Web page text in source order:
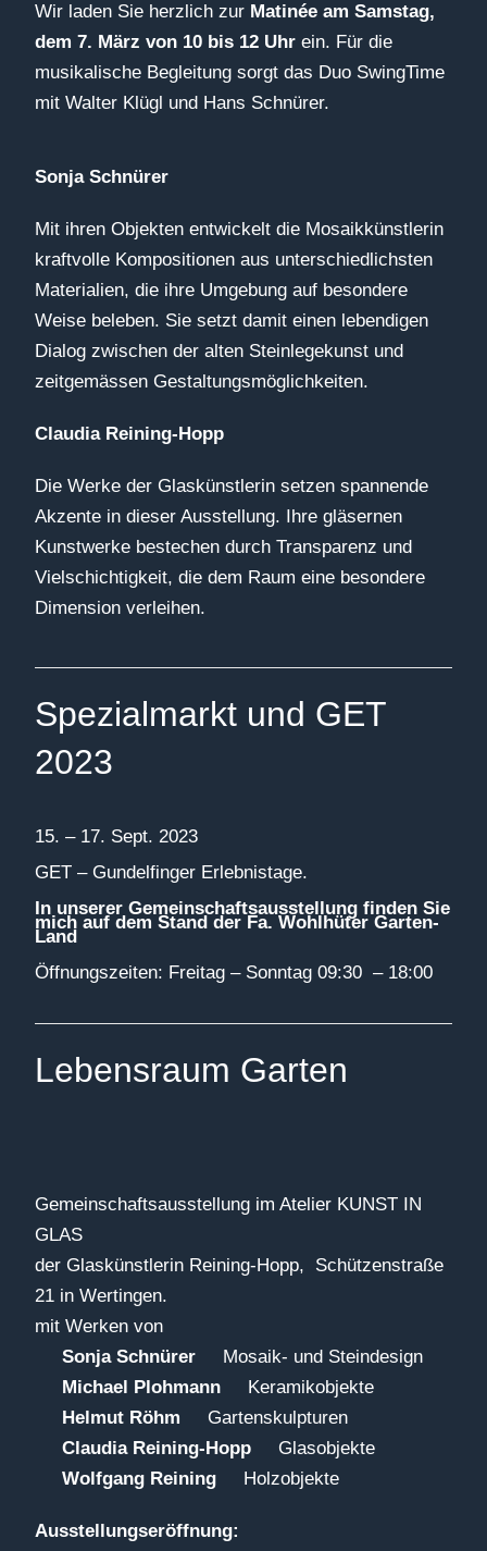
Wir laden Sie herzlich zur Matinée am Samstag,
dem 7. März von 10 bis 12 Uhrein. Für die
musikalische Begleitung sorgt das Duo SwingTime
mit Walter Klügl und Hans Schnürer.
Sonja Schnürer
Mit ihren Objekten entwickelt die Mosaikkünstlerin
kraftvolle Kompositionen aus unterschiedlichsten
Materialien, die ihre Umgebung auf besondere
Weise beleben. Sie setzt damit einen lebendigen
Dialog zwischen der alten Steinlegekunst und
zeitgemässen Gestaltungsmöglichkeiten.
Claudia Reining-Hopp
Die Werke der Glaskünstlerin setzen spannende
Akzente in dieser Ausstellung. Ihre gläsernen
Kunstwerke bestechen durch Transparenz und
Vielschichtigkeit, die dem Raum eine besondere
Dimension verleihen.
Spezialmarkt und GET
2023
15. – 17. Sept. 2023
GET – Gundelfinger Erlebnistage.
In unserer Gemeinschaftsausstellung finden Sie
mich auf dem Stand der Fa. WohlhüterGarten-
Land
Öffnungszeiten: Freitag – Sonntag 09:30 – 18:00
Lebensraum Garten
Gemeinschaftsausstellung im Atelier KUNST IN
GLAS
der Glaskünstlerin Reining-Hopp, Schützenstraße
21 in Wertingen.
mit Werken von
Sonja Schnürer Mosaik- und Steindesign
Michael Plohmann Keramikobjekte
Helmut Röhm Gartenskulpturen
Claudia Reining-Hopp Glasobjekte
Wolfgang Reining Holzobjekte
Ausstellungseröffnung: